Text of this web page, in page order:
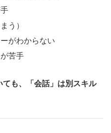
う）
がわからない
苦手
も、「会話」は別スキル